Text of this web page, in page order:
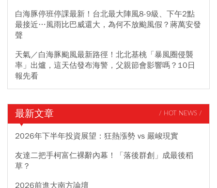
白海豚停班停課最新！台北最大陣風8-9級、下午2點
最接近…風雨比巴威還大，為何不放颱風假？蔣萬安發
聲
天氣／白海豚颱風最新路徑！北北基桃「暴風圈侵襲
率」出爐，這天估發布海警，父親節會影響嗎？10日
報先看
最新文章 / HOT NEWS /
2026年下半年投資展望：狂熱漲勢 vs 嚴峻現實
友達二把手柯富仁裸辭內幕！「落後群創」成最後稻
草？
2026前進大南方論壇